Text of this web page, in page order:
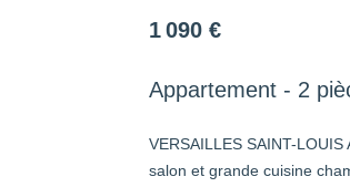
1 090 €
Appartement - 2
VERSAILLES SAINT-
salon et grande cuisine